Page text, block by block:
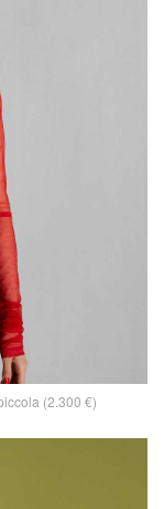
(2.300 €)